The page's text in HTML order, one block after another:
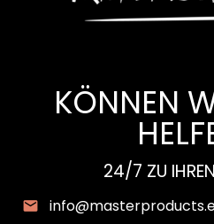
KÖNNEN
24/7 ZU